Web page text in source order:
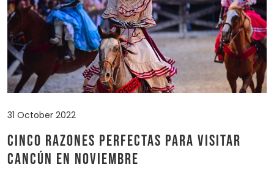
31 October 2022
Cinco razones perfectas para visitar
Cancún en noviembre